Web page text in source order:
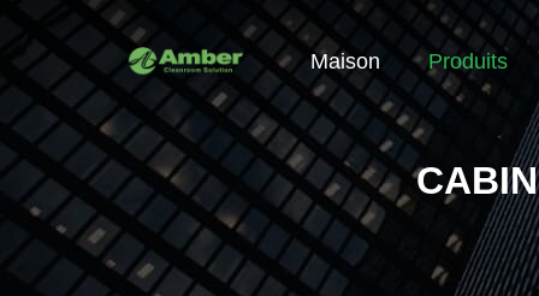
Maison Produits